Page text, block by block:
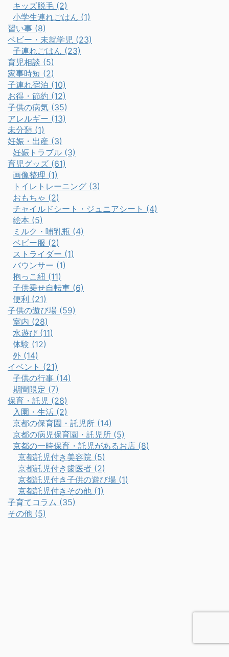
キッズ脱毛 (2)
小学生連れごはん (1)
習い事 (8)
ベビー・未就学児 (23)
子連れごはん (23)
育児相談 (5)
家事時短 (2)
子連れ宿泊 (10)
お得・節約 (12)
子供の病気 (35)
アレルギー (13)
未分類 (1)
妊娠・出産 (3)
妊娠トラブル (3)
育児グッズ (61)
画像整理 (1)
トイレトレーニング (3)
おもちゃ (2)
チャイルドシート・ジュニアシート (4)
絵本 (5)
ミルク・哺乳瓶 (4)
ベビー服 (2)
ストライダー (1)
バウンサー (1)
抱っこ紐 (11)
子供乗せ自転車 (6)
便利 (21)
子供の遊び場 (59)
室内 (28)
水遊び (11)
体験 (12)
外 (14)
イベント (21)
子供の行事 (14)
期間限定 (7)
保育・託児 (28)
入園・生活 (2)
京都の保育園・託児所 (14)
京都の病児保育園・託児所 (5)
京都の一時保育・託児があるお店 (8)
京都託児付き美容院 (5)
京都託児付き歯医者 (2)
京都託児付き子供の遊び場 (1)
京都託児付きその他 (1)
子育てコラム (35)
その他 (5)